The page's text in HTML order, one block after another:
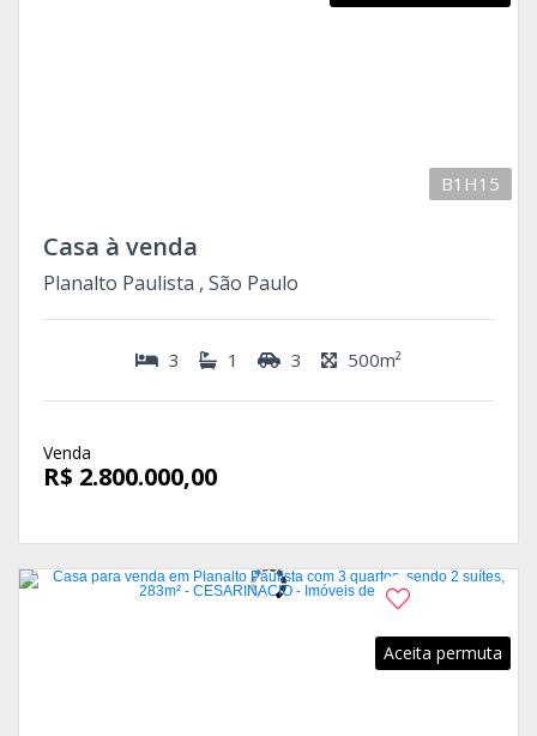
B1H15
Casa à venda
Planalto Paulista , São Paulo
3 1 3 500m²
Venda
R$ 2.800.000,00
Aceita permuta